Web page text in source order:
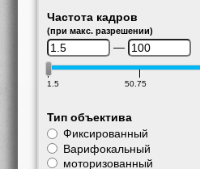
Частота кадров
(при макс. разрешении)
—
1.5 50.75
Тип объектива
Фиксированный
Варифокальный
моторизованный